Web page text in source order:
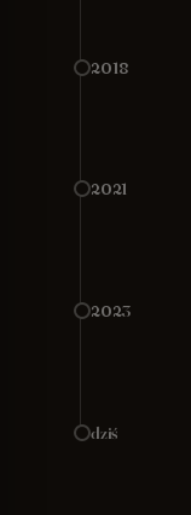
2018
2021
2023
dziś